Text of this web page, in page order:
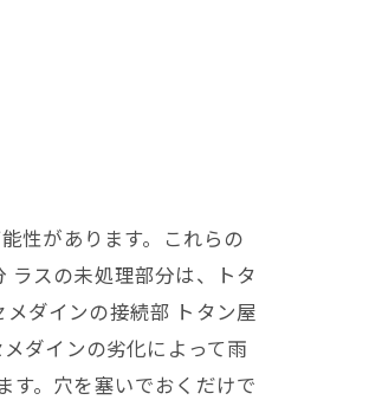
性があります。これらの
ラスの未処理部分は、トタ
ダインの接続部 トタン屋
ダインの劣化によって雨
す。穴を塞いでおくだけで